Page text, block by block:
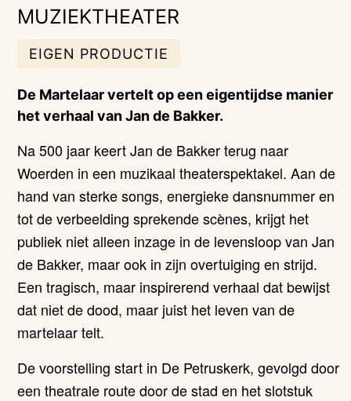
MUZIEKTHEATER
EIGEN PRODUCTIE
De Martelaar vertelt op een eigentijdse manier
het verhaal van Jan de Bakker.
Na 500 jaar keert Jan de Bakker terug naar
Woerden in een muzikaal theaterspektakel. Aan de
hand van sterke songs, energieke dansnummer en
tot de verbeelding sprekende scènes, krijgt het
publiek niet alleen inzage in de levensloop van Jan
de Bakker, maar ook in zijn overtuiging en strijd.
Een tragisch, maar inspirerend verhaal dat bewijst
dat niet de dood, maar juist het leven van de
martelaar telt.
De voorstelling start in De Petruskerk, gevolgd door
een theatrale route door de stad en het slotstuk